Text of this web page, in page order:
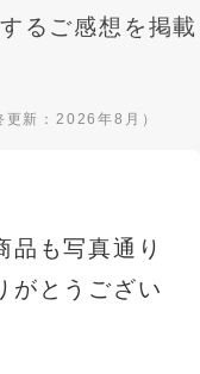
るご感想を掲載
新：2026年8月）
品も写真通り
がとうござい